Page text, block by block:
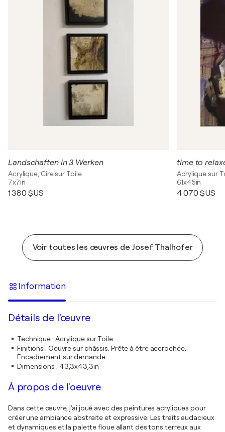
Landschaften in 3 Werken
Acrylique, Cire sur Toile
7x7in
1 380 $US
time to
Acrylique sur
61x45in
4 070 $US
Voir toutes les œuvres de Josef Thalhofer
Information
Détails de l'œuvre
Technique: Acrylique sur Toile
Finitions : Oeuvre sur châssis. Prête à être accrochée.
Encadrement sur demande.
Dimensions : 43,3x43,3in
À propos de l'oeuvre
Dans cette œuvre, j'ai joué avec des peintures acryliques pour
créer une ambiance abstraite et expressive. Les traits audacieux
et dynamiques et la palette floue allant des tons terreux aux